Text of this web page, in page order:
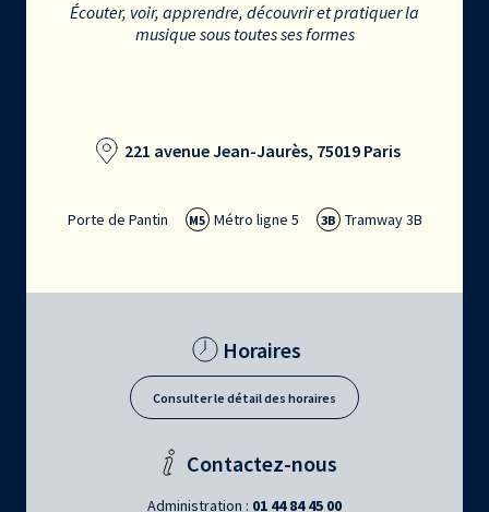
Écouter, voir, apprendre, découvrir et pratiquer la
musique sous toutes ses formes
221 avenue Jean-Jaurès, 75019 Paris
Porte de Pantin M5 Métro ligne 5 3B Tramway 3B
Horaires
Consulter le détail des horaires
Contactez-nous
Administration : 01 44 84 45 00